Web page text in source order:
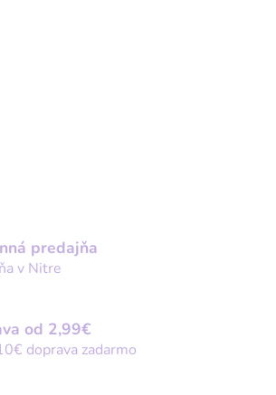
predajňa
v Nitre
od 2,99€
doprava zadarmo